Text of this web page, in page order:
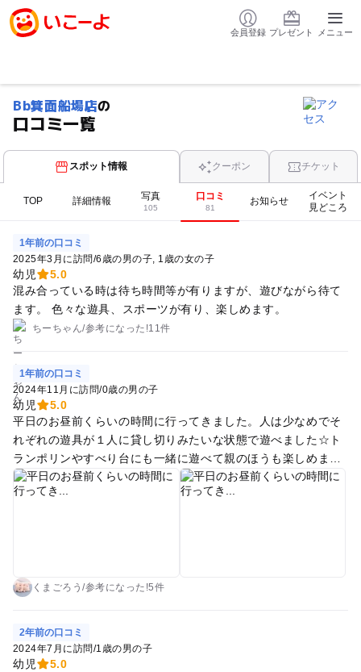
会員登録 プレゼント メニュー
Bb箕面船場店の
口コミ一覧
スポット情報 クーポン チケット
TOP 詳細情報 写真
105
口コミ
81
お知らせ
イベント
見どころ
1年前の口コミ
2025年3月に訪問/6歳の男の子 1歳の女の子
幼児
5.0
混み合っている時は待ち時間等が有りますが、遊びながら待て
ます。 色々な遊具、スポーツが有り、楽しめます。
ちーちゃん/参考になった!11件
1年前の口コミ
2024年11月に訪問/0歳の男の子
幼児
5.0
平日のお昼前くらいの時間に行ってきました。人は少なめでそ
れぞれの遊具が１人に貸し切りみたいな状態で遊べました☆ト
ランポリンやすべり台にも一緒に遊べて親のほうも楽しめまし
た。 ベビーコーナーもありますが扉等が無いためベビーじゃな
いようなお子さんも入って来たりします。おもちゃもたくさん
た♪くまごろう/参考になった!5件
2年前の口コミ
2024年7月に訪問/1歳の男の子
幼児
5.0